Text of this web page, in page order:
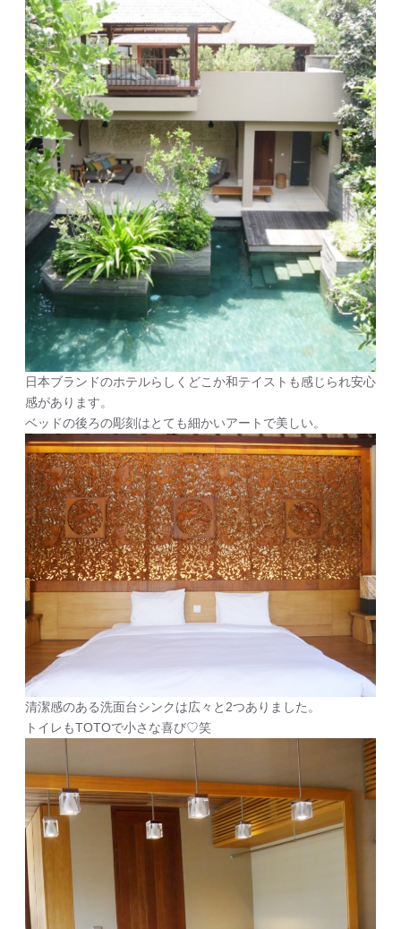
日本ブランドのホテルらしくどこか和テイストも感じられ安心
感があります。
ベッドの後ろの彫刻はとても細かいアートで美しい。
清潔感のある洗面台シンクは広々と2つありました。
トイレもTOTOで小さな喜び♡笑